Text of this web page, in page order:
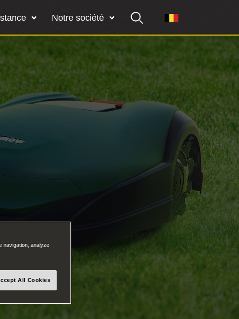
Notre société
navigation, analyze
All Cookies